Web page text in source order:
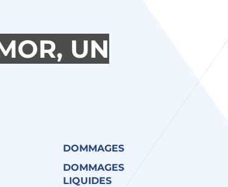
UN
DOMMAGES
DOMMAGES
LIQUIDES